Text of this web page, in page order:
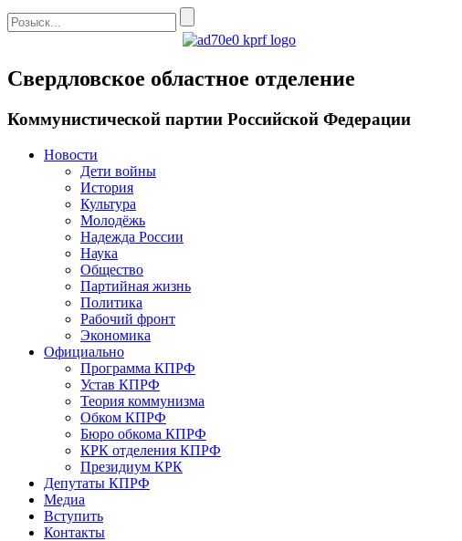
Свердловское областное отделение
Коммунистической партии Российской Федерации
Новости
Дети войны
История
Культура
Молодёжь
Надежда России
Наука
Общество
Партийная жизнь
Политика
Рабочий фронт
Экономика
Официально
Программа КПРФ
Устав КПРФ
Теория коммунизма
Обком КПРФ
Бюро обкома КПРФ
КРК отделения КПРФ
Президиум КРК
Депутаты КПРФ
Медиа
Вступить
Контакты